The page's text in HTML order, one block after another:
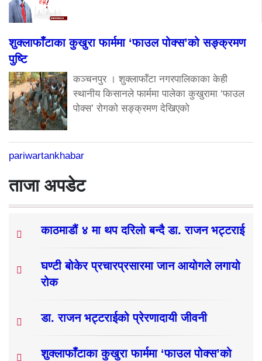
शुक्लाफाँटाका कुखुरा फार्ममा ‘फाउल पोक्स’को सङ्क्रमण
पुष्टि
कञ्चनपुर । शुक्लाफाँटा नगरपालिकाका केही
स्थानीय किसानले फार्ममा पालेका कुखुरामा ‘फाउल
पोक्स’ रोगको सङ्क्रमण देखिएको
pariwartankhabar
ताजा अपडेट
काठमाडौं ४ मा थप दरिलो बन्दै डा. राजन भट्टराई
घण्टी बोकेर प्रचारप्रसारमा जान आयोगले लगायो
रोक
डा. राजन भट्टराईको प्रेरणादायी जीवनी
शुक्लाफाँटाका कुखुरा फार्ममा ‘फाउल पोक्स’को